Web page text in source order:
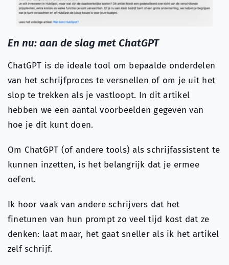
En nu: aan de slag met ChatGPT
ChatGPT is de ideale tool om bepaalde onderdelen
van het schrijfproces te versnellen of om je uit het
slop te trekken als je vastloopt. In dit artikel
hebben we een aantal voorbeelden gegeven van
hoe je dit kunt doen.
Om ChatGPT (of andere tools) als schrijfassistent te
kunnen inzetten, is het belangrijk dat je ermee
oefent.
Ik hoor vaak van andere schrijvers dat het
finetunen van hun prompt zo veel tijd kost dat ze
denken: laat maar, het gaat sneller als ik het artikel
zelf schrijf.